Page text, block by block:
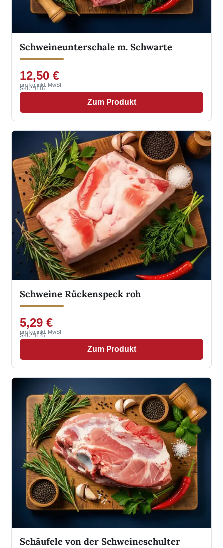
Schweineunterschale m. Schwarte
12,50 €
pro kg inkl. MwSt.
SKU: 1116
Zum Produkt
Schweine Rückenspeck roh
5,29 €
pro kg inkl. MwSt.
SKU: 1125
Zum Produkt
Schäufele von der Schweineschulter